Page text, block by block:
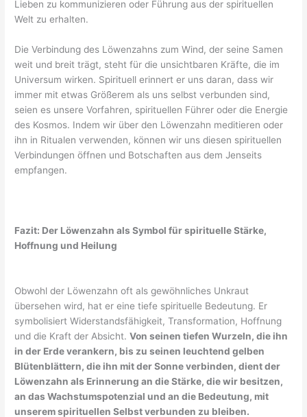
Lieben zu kommunizieren oder Führung aus der spirituellen
Welt zu erhalten.
Die Verbindung des Löwenzahns zum Wind, der seine Samen
weit und breit trägt, steht für die unsichtbaren Kräfte, die im
Universum wirken. Spirituell erinnert er uns daran, dass wir
immer mit etwas Größerem als uns selbst verbunden sind,
seien es unsere Vorfahren, spirituellen Führer oder die Energie
des Kosmos. Indem wir über den Löwenzahn meditieren oder
ihn in Ritualen verwenden, können wir uns diesen spirituellen
Verbindungen öffnen und Botschaften aus dem Jenseits
empfangen.
Fazit: Der Löwenzahn als Symbol für spirituelle Stärke,
Hoffnung und Heilung
Obwohl der Löwenzahn oft als gewöhnliches Unkraut
übersehen wird, hat er eine tiefe spirituelle Bedeutung. Er
symbolisiert Widerstandsfähigkeit, Transformation, Hoffnung
und die Kraft der Absicht.Von seinen tiefen Wurzeln, die ihn
in der Erde verankern, bis zu seinen leuchtend gelben
Blütenblättern, die ihn mit der Sonne verbinden, dient der
Löwenzahn als Erinnerung an die Stärke, die wir besitzen,
an das Wachstumspotenzial und an die Bedeutung, mit
unserem spirituellen Selbst verbunden zu bleiben.